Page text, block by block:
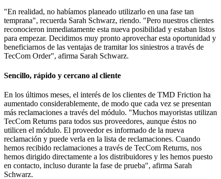
"En realidad, no habíamos planeado utilizarlo en una fase tan
temprana", recuerda Sarah Schwarz, riendo. "Pero nuestros clientes
reconocieron inmediatamente esta nueva posibilidad y estaban listos
para empezar. Decidimos muy pronto aprovechar esta oportunidad y
beneficiarnos de las ventajas de tramitar los siniestros a través de
TecCom Order", afirma Sarah Schwarz.
Sencillo, rápido y cercano al cliente
En los últimos meses, el interés de los clientes de TMD Friction ha
aumentado considerablemente, de modo que cada vez se presentan
más reclamaciones a través del módulo. "Muchos mayoristas utilizan
TecCom Returns para todos sus proveedores, aunque éstos no
utilicen el módulo. El proveedor es informado de la nueva
reclamación y puede verla en la lista de reclamaciones. Cuando
hemos recibido reclamaciones a través de TecCom Returns, nos
hemos dirigido directamente a los distribuidores y les hemos puesto
en contacto, incluso durante la fase de prueba", afirma Sarah
Schwarz.